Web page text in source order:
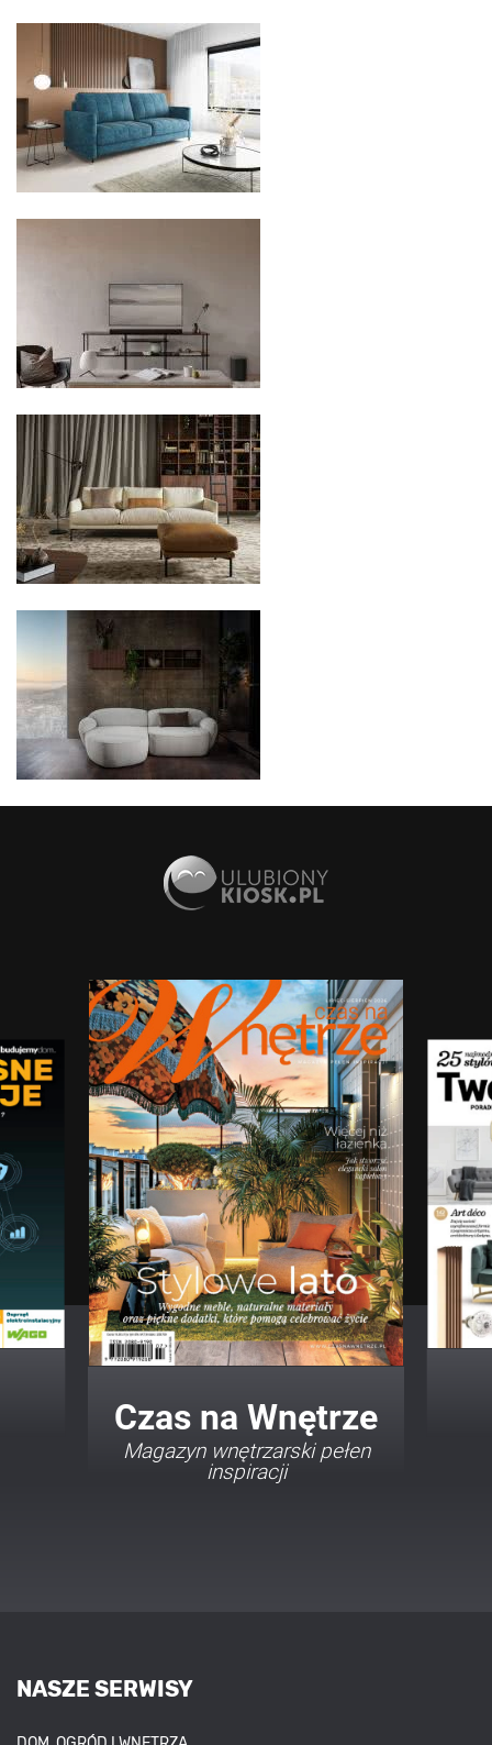
Twój Dom Twój Styl
Porady i inspiracje w
najmodniejszych stylach
NASZE SERWISY